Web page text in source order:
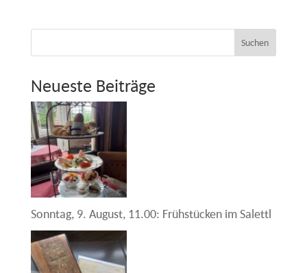
Suchen
Neueste Beiträge
Sonntag, 9. August, 11.00: Frühstücken im Salettl